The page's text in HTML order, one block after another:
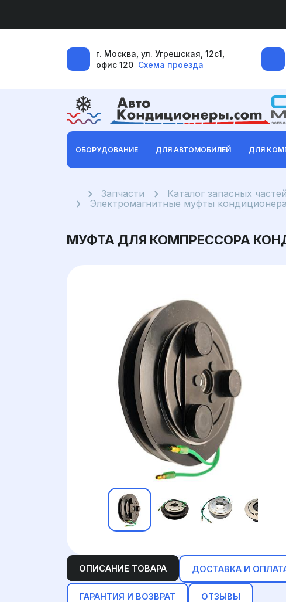
г. Москва, ул. Угрешская, 12с1,
офис 120 Схема проезда
ОБОРУДОВАНИЕ ДЛЯ АВТОМОБИЛЕЙ ДЛЯ
ГлавнаяЗапчасти
Каталог запасных
Электромагнитные муфты
МУФТА ДЛЯ КОМПРЕССОРА
ОПИСАНИЕ ТОВАРА ДОСТАВКА И
ГАРАНТИЯ И ВОЗВРАТ ОТЗЫВЫ